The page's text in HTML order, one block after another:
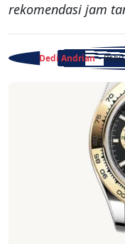
rekomendasi jam
Dedi Andrian -